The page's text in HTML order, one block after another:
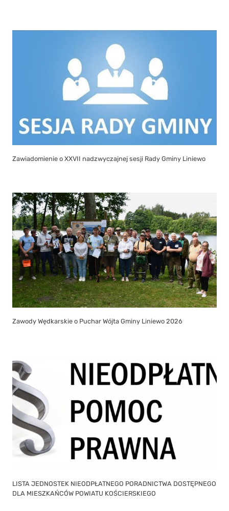
Zawiadomienie o XXVII nadzwyczajnej sesji Rady Gminy Liniewo
Zawody Wędkarskie o Puchar Wójta Gminy Liniewo 2026
LISTA JEDNOSTEK NIEODPŁATNEGO PORADNICTWA DOSTĘPNEGO
DLA MIESZKAŃCÓW POWIATU KOŚCIERSKIEGO